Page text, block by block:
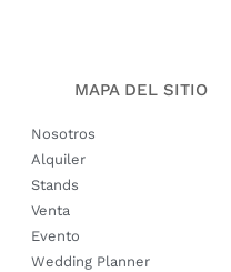
MAPA DEL SITIO
Nosotros
Alquiler
Stands
Venta
Evento
Wedding Planner